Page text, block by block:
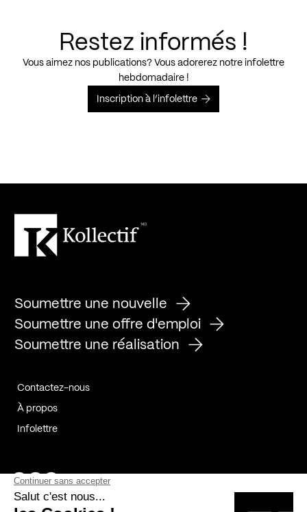
Restez informés !
Vous aimez nos publications? Vous adorerez notre infolettre
hebdomadaire !
Inscription à l’infolettre
Soumettre une nouvelle
Soumettre une offre d'emploi
Soumettre une réalisation
Contactez-nous
À propos
Infolettre
Page Facebook de Kollectif
Page Instagram de Kollectif
Page Linkedin de Kollectif